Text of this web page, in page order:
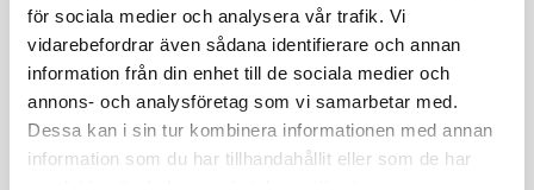
för sociala medier och analysera vår trafik. Vi
vidarebefordrar även sådana identifierare och annan
information från din enhet till de sociala medier och
annons- och analysföretag som vi samarbetar med.
Dessa kan i sin tur kombinera informationen med annan
information som du har tillhandahållit eller som de har
Den klarar det hantera upp till 1750 W effekt, så att du till
och med kan koppla in kraftfulla enheter som bärbara datorer
tillräckligt effekt för att enkelt ladda två USB-enheter (1 x
USB C & 1 x standard USB-enhet), även om en annan enhet
är ansluten via adaptern samtidigt.
enheter supersnabbt
Läs mer
Sortera
Varumärke
Tillbehör